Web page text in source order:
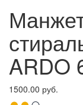
ARDO
1500.00 руб.